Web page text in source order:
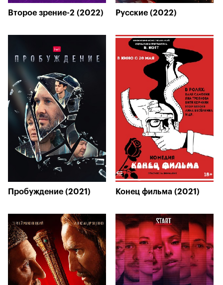
Второе зрение-2 (2022) Русские (2022)
Пробуждение (2021) Конец фильма (2021)